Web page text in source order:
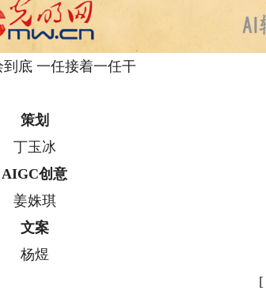
到底 一任接着一任干
策划
丁玉冰
AIGC创意
姜姝琪
文案
杨煜
[